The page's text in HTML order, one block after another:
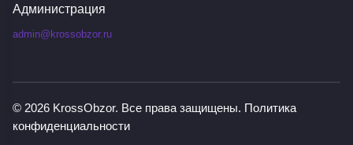
Администрация
admin@krossobzor.ru
© 2026 KrossObzor. Все права защищены. Политика
конфиденциальности